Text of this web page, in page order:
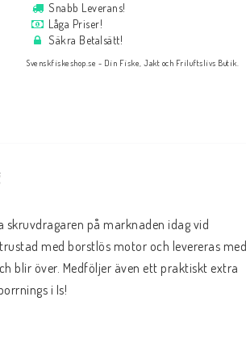
Snabb Leverans!
Låga Priser!
Säkra Betalsätt!
Svenskfiskeshop.se - Din Fiske, Jakt och Friluftslivs Butik.
skruvdragaren på marknaden idag vid
med borstlös motor och levereras med
blir över. Medföljer även ett praktiskt extra
i Is!